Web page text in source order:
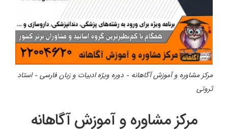
مرکز مشاوره و آموزش آگاهانه – دوره ویژه ادبیات و زبان فارسی – استاد
ثروتی
مرکز مشاوره و آموزش آگاهانه